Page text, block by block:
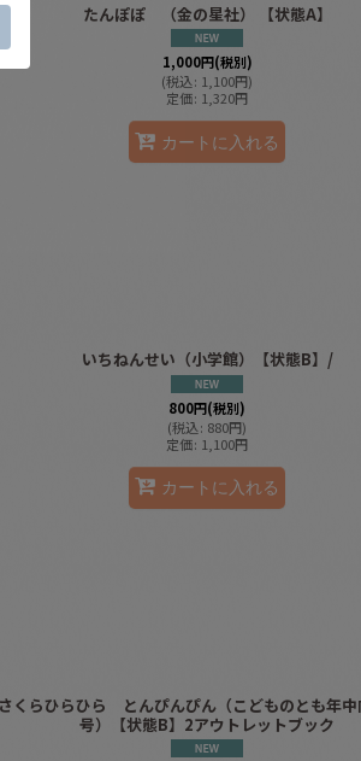
たんぽぽ （金の星社） 【状態A】
1,000円(税別)
(税込: 1,100円)
定価: 1,320円
カートに入れる
いちねんせい（小学館）【状態B】/
800円(税別)
(税込: 880円)
定価: 1,100円
カートに入れる
さくらひらひら とんぴんぴん（こどものとも年
号）【状態B】2アウトレットブック